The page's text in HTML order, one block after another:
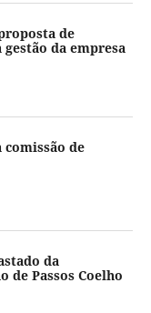
de
da empresa
comissão de
da
de Passos Coelho